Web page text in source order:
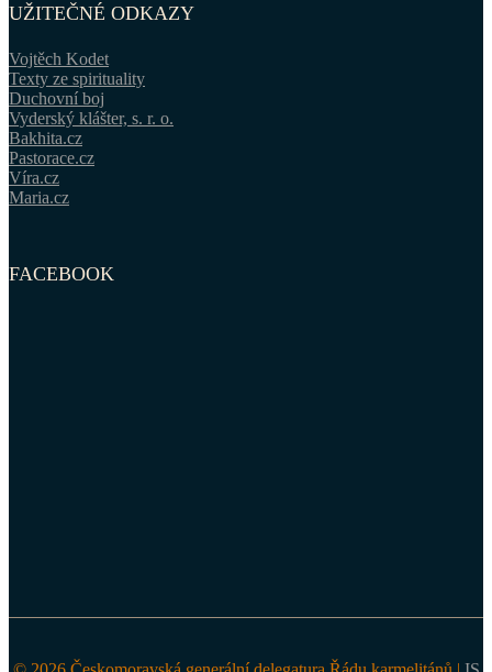
UŽITEČNÉ ODKAZY
Vojtěch Kodet
Texty ze spirituality
Duchovní boj
Vyderský klášter, s. r. o.
Bakhita.cz
Pastorace.cz
Víra.cz
Maria.cz
FACEBOOK